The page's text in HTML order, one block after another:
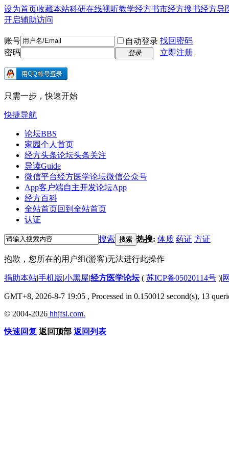
设为首页收藏本站科研在线视听教学经方书市经方搜书经方导
开启辅助访问
账号 自动登录 找回密码
密码
登录 立即注册
只需一步，快速开始
快捷导航
论坛BBS
家园个人首页
经方头条论坛头条关注
导读Guide
微信平台经方医学论坛微信公众号
App客户端自主开发论坛App
经方百科
全站首页回到全站首页
认证
搜索 搜索 热搜: 体质 药证 方证
抱歉，您所在的用户组(游客)无法进行此操作
捐助本站|手机版|小黑屋|经方医学论坛( 苏ICP备05020114号 )|
GMT+8, 2026-8-7 19:05 , Processed in 0.150012 second(s), 13
© 2004-2026 hhjfsl.com.
快速回复 返回顶部 返回列表